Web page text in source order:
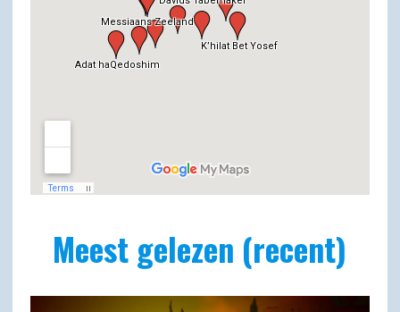
Meest gelezen (recent)